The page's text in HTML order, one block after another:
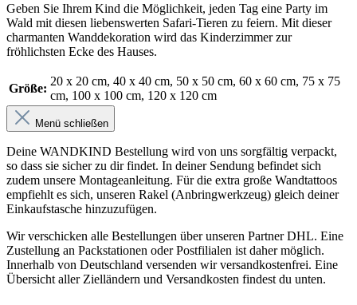
Geben Sie Ihrem Kind die Möglichkeit, jeden Tag eine Party im
Wald mit diesen liebenswerten Safari-Tieren zu feiern. Mit dieser
charmanten Wanddekoration wird das Kinderzimmer zur
fröhlichsten Ecke des Hauses.
Größe:
20 x 20 cm, 40 x 40 cm, 50 x 50 cm, 60 x 60 cm, 75 x 75
cm, 100 x 100 cm, 120 x 120 cm
Menü schließen
Deine WANDKIND Bestellung wird von uns sorgfältig verpackt,
so dass sie sicher zu dir findet. In deiner Sendung befindet sich
zudem unsere Montageanleitung. Für die extra große Wandtattoos
empfiehlt es sich, unseren Rakel (Anbringwerkzeug) gleich deiner
Einkaufstasche hinzuzufügen.
Wir verschicken alle Bestellungen über unseren Partner DHL. Eine
Zustellung an Packstationen oder Postfilialen ist daher möglich.
Innerhalb von Deutschland versenden wir versandkostenfrei. Eine
Übersicht aller Zielländern und Versandkosten findest du unten.